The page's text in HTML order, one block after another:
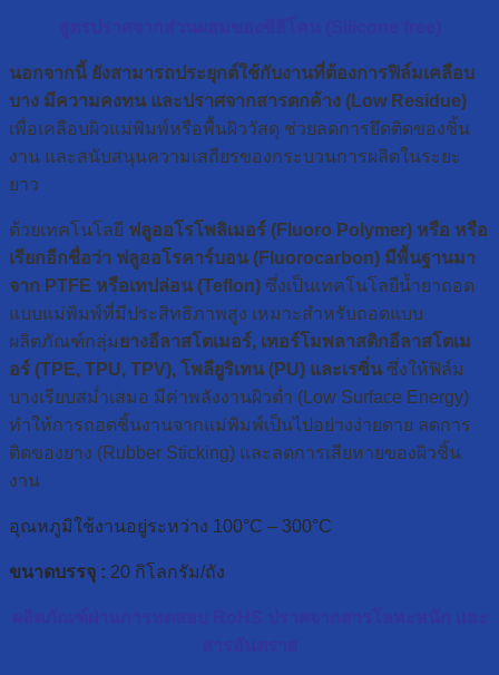
นอกจากนี้ ยังสามารถประยุกต์ใช้กับงานที่ต้องการฟิล์มเคลือบ
บาง มีความคงทน และปราศจากสารตกค้าง (Low Residue)
เพื่อเคลือบผิวแม่พิมพ์หรือพื้นผิววัสดุ ช่วยลดการยึดติดของชิ้น
งาน และสนับสนุนความเสถียรของกระบวนการผลิตในระยะ
ยาว
ด้วยเทคโนโลยี ฟลูออโรโพลิเมอร์ (Fluoro Polymer) หรือ หรือ
เรียกอีกชื่อว่า ฟลูออโรคาร์บอน (Fluorocarbon) มีพื้นฐานมา
จาก PTFE หรือเทปล่อน (Teflon) ซึ่งเป็นเทคโนโลยีน้ำยาถอด
แบบแม่พิมพ์ที่มีประสิทธิภาพสูง เหมาะสำหรับถอดแบบ
ผลิตภัณฑ์กลุ่มยางอีลาสโตเมอร์, เทอร์โมพลาสติกอีลาสโตเม
อร์ (TPE, TPU, TPV), โพลียูริเทน (PU) และเรซิ่น ซึ่งให้ฟิล์ม
บางเรียบสม่ำเสมอ มีค่าพลังงานผิวต่ำ (Low Surface Energy)
ทำให้การถอดชิ้นงานจากแม่พิมพ์เป็นไปอย่างง่ายดาย ลดการ
ติดของยาง (Rubber Sticking) และลดการเสียหายของผิวชิ้น
งาน
อุณหภูมิใช้งานอยู่ระหว่าง 100°C – 300°C
ขนาดบรรจุ : 20 กิโลกรัม/ถัง